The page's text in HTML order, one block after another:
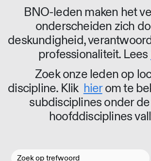
BNO-leden maken het
onderscheiden zich
deskundigheid,
professionaliteit. Lees
Zoek onze leden op
discipline. Klik hierom te
subdisciplines onder
hoofddisciplines